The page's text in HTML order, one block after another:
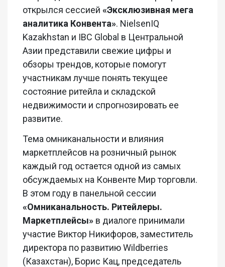
открылся сессией «Эксклюзивная мега
аналитика Конвента». NielsenIQ
Kazakhstan и IBC Global в Центральной
Азии представили свежие цифры и
обзоры трендов, которые помогут
участникам лучше понять текущее
состояние ритейла и складской
недвижимости и спрогнозировать ее
развитие.
Тема омниканальности и влияния
маркетплейсов на розничный рынок
каждый год остается одной из самых
обсуждаемых на Конвенте Мир торговли.
В этом году в панельной сессии
«Омниканальность. Ритейлеры.
Маркетплейсы» в диалоге принимали
участие Виктор Никифоров, заместитель
директора по развитию Wildberries
(Казахстан), Борис Кац, председатель